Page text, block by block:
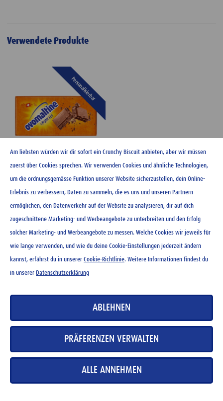
Verwendete Produkte
Personalisierbar
g
KONTAKT
NUTZUNGSBEDINGUNGEN
DATENSCHUTZERKLÄRUNG
COOKIE-RICHTLINIEN
Am liebsten würden wir dir sofort ein Crunchy Biscuit anbieten, aber wir müssen
zuerst über Cookies sprechen. Wir verwenden Cookies und ähnliche Technologien,
um die ordnungsgemässe Funktion unserer Website sicherzustellen, dein Online-
Erlebnis zu verbessern, Daten zu sammeln, die es uns und unseren Partnern
ermöglichen, den Datenverkehr auf der Website zu analysieren, dir auf dich
zugeschnittene Marketing- und Werbeangebote zu unterbreiten und den Erfolg
solcher Marketing- und Werbeangebote zu messen. Welche Cookies wir jeweils für
wie lange verwenden, und wie du deine Cookie-Einstellungen jederzeit ändern
kannst, erfährst du in unserer Cookie-Richtlinie. Weitere Informationen findest du
in unserer Datenschutzerklärung
ABLEHNEN
PRÄFERENZEN VERWALTEN
ALLE ANNEHMEN